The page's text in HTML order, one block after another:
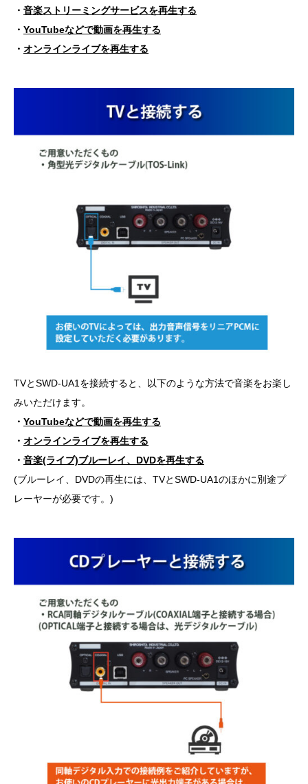
・ 音楽ストリーミングサービスを再生する
・ YouTubeなどで動画を再生する
・ オンラインライブを再生する
TVとSWD-UA1を接続すると、以下のような方法で音楽をお楽し
みいただけます。
・ YouTubeなどで動画を再生する
・ オンラインライブを再生する
・ 音楽(ライブ)ブルーレイ、DVDを再生する
(ブルーレイ、DVDの再生には、TVとSWD-UA1のほかに別途プ
レーヤーが必要です。)